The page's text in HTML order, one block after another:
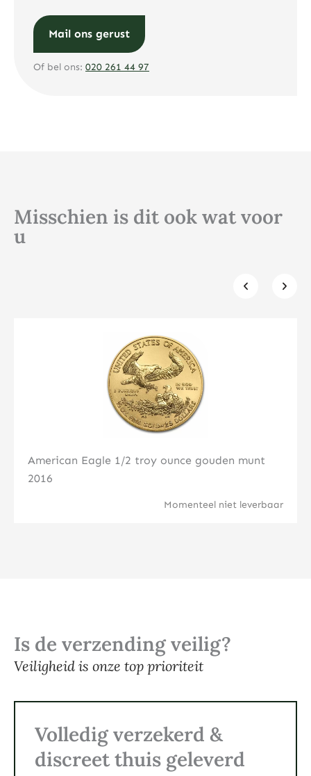
Mail ons gerust
Of bel ons: 020 261 44 97
Misschien is dit ook wat voor
u
American Eagle 1/2 troy ounce gouden munt
2016
Momenteel niet leverbaar
Klik hier
Is de verzending veilig?
Veiligheid is onze top prioriteit
Volledig verzekerd &
discreet thuis geleverd